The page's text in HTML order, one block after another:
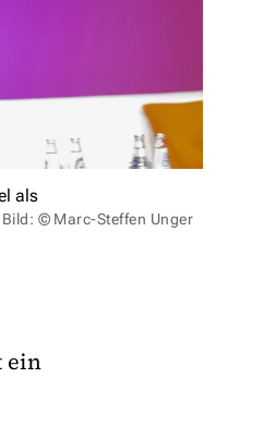
als
Bild: © Marc-Steffen Unger
ein